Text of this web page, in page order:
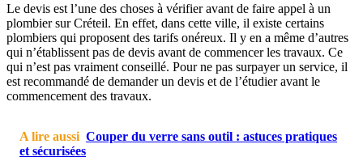
Le devis est l’une des choses à vérifier avant de faire appel à un
plombier sur Créteil. En effet, dans cette ville, il existe certains
plombiers qui proposent des tarifs onéreux. Il y en a même d’autres
qui n’établissent pas de devis avant de commencer les travaux. Ce
qui n’est pas vraiment conseillé. Pour ne pas surpayer un service, il
est recommandé de demander un devis et de l’étudier avant le
commencement des travaux.
A lire aussi Couper du verre sans outil : astuces pratiques
et sécurisées